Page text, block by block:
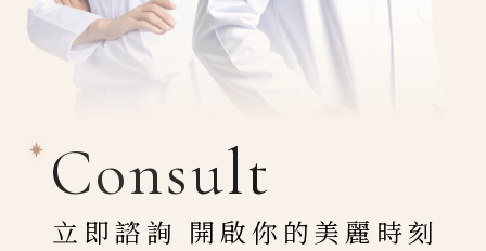
Consult
立即諮詢 開啟你的美麗時刻